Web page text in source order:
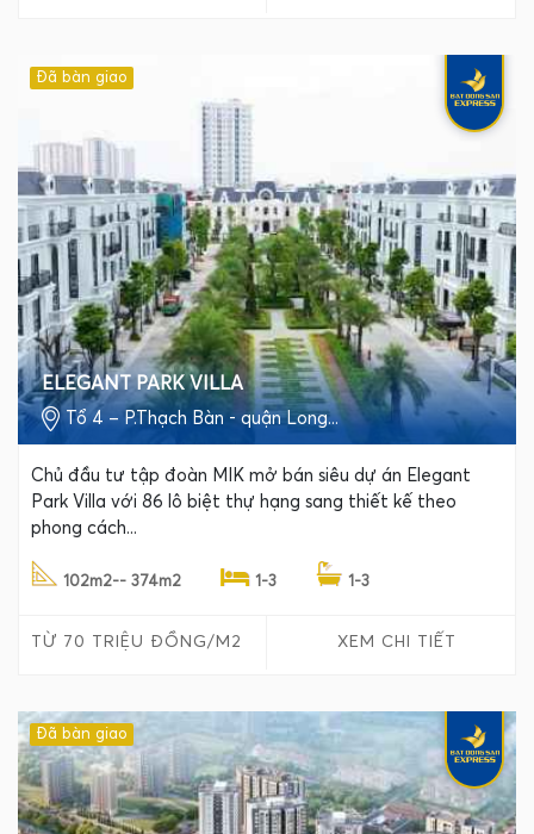
Đã bàn giao
ELEGANT PARK VILLA
Tổ 4 – P.Thạch Bàn - quận Long...
Chủ đầu tư tập đoàn MIK mở bán siêu dự án Elegant
Park Villa với 86 lô biệt thự hạng sang thiết kế theo
phong cách...
102m2-- 374m2 1-3 1-3
TỪ 70 TRIỆU ĐỒNG/M2 XEM CHI TIẾT
Đã bàn giao